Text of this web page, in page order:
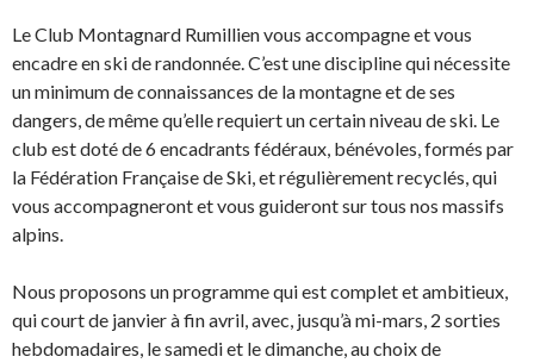
Le Club Montagnard Rumillien vous accompagne et vous
encadre en ski de randonnée. C’est une discipline qui nécessite
un minimum de connaissances de la montagne et de ses
dangers, de même qu’elle requiert un certain niveau de ski. Le
club est doté de 6 encadrants fédéraux, bénévoles, formés par
la Fédération Française de Ski, et régulièrement recyclés, qui
vous accompagneront et vous guideront sur tous nos massifs
alpins.
Nous proposons un programme qui est complet et ambitieux,
qui court de janvier à fin avril, avec, jusqu’à mi-mars, 2 sorties
hebdomadaires, le samedi et le dimanche, au choix de